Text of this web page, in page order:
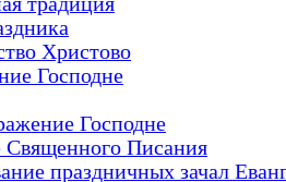
Христово
Господне
Господне
Священного Писания
праздничных зачал